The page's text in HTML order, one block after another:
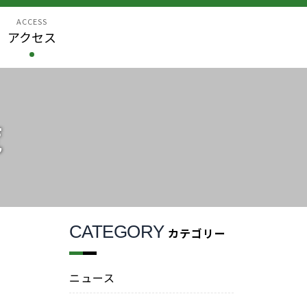
ACCESS
アクセス
CATEGORY カテゴリー
ニュース